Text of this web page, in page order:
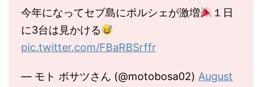
今年になってセブ島にポルシェが激増
１日
に3台は見かける
pic.twitter.com/FBaRBSrffr
— モト ボサツさん (@motobosa02) August